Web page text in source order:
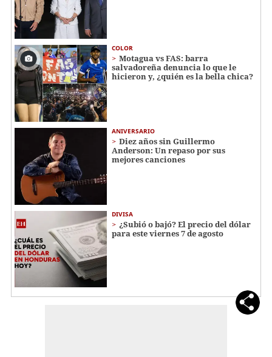
COLOR
Motagua vs FAS: barra
salvadoreña denuncia lo que le
hicieron y, ¿quién es la bella chica?
ANIVERSARIO
Diez años sin Guillermo
Anderson: Un repaso por sus
mejores canciones
DIVISA
¿Subió o bajó? El precio del dólar
para este viernes 7 de agosto